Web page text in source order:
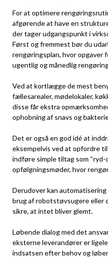
For at optimere
afgørende at have en
der tager udgangspunkt i
Først og fremmest bør du
rengøringsplan, hvor opgaver
ugentlig og månedlig
Ved at kortlægge de mest
fællesarealer, mødelokaler,
disse får ekstra
ophobning af snavs og
Det er også en god idé at
eksempelvis ved at opfordre
indføre simple tiltag som “ryd-
opfølgningsmøder, hvor
Derudover kan
brug af robotstøvsugere eller
sikre, at intet bliver glemt.
Løbende dialog med det
eksterne leverandører er
indsatsen efter behov og